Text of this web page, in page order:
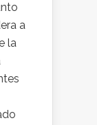
a
la